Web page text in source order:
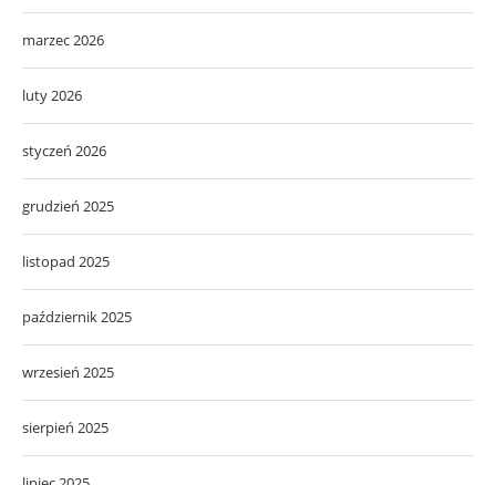
marzec 2026
luty 2026
styczeń 2026
grudzień 2025
listopad 2025
październik 2025
wrzesień 2025
sierpień 2025